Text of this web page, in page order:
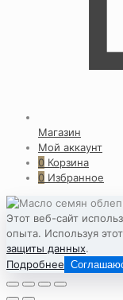
Магазин
Мой аккаунт
0 Корзина
0 Избранное
Этот веб-сайт
опыта. Используя
защиты данных.
Подробнее